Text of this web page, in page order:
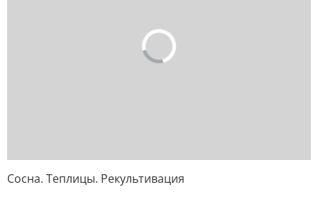
Сосна. Теплицы. Рекультивация